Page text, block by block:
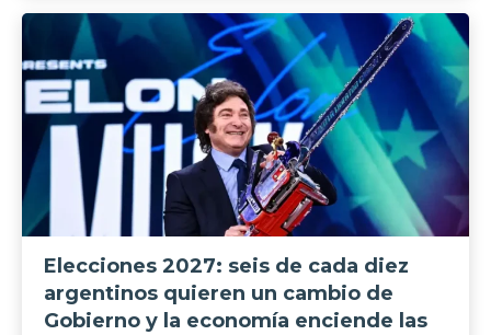
Elecciones 2027: seis de cada diez
argentinos quieren un cambio de
Gobierno y la economía enciende las